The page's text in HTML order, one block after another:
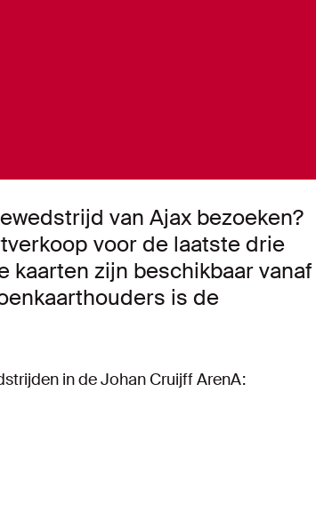
van Ajax bezoeken?
voor de laatste drie
zijn beschikbaar vanaf
is de
in de Johan Cruijff ArenA: